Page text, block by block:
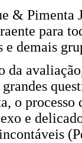
& Pimenta
para
e demais
da
o processo
e